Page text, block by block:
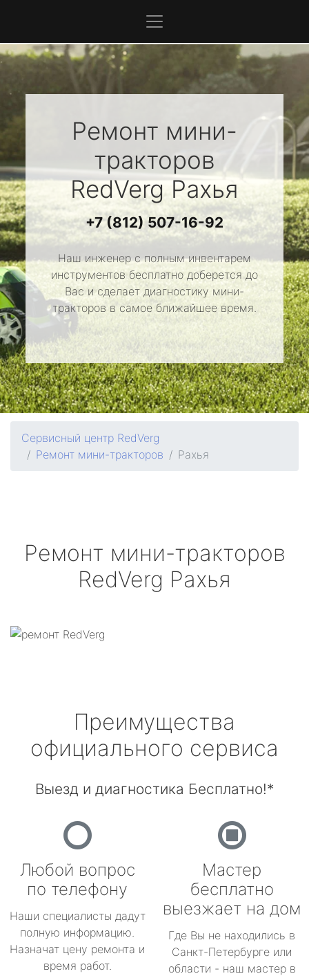
Ремонт мини-
тракторов
RedVergРахья
+7 (812) 507-16-92
Наш инженер с полным инвентарем
инструментов бесплатно доберется до
Вас и сделает диагностику мини-
тракторов в самое ближайшее время.
Сервисный центр RedVerg
Ремонт мини-тракторов
Рахья
Ремонт мини-тракторов
RedVerg Рахья
Преимущества
официального сервиса
Выезд и диагностика Бесплатно!*
Любой вопрос
по телефону
Наши специалисты дадут
полную информацию.
Назначат цену ремонта и
время работ.
Мастер
бесплатно
выезжает на дом
Где Вы не находились в
Санкт-Петербурге или
области - наш мастер в